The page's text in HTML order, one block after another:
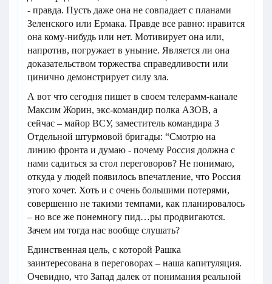
- правда. Пусть даже она не совпадает с планами
Зеленского или Ермака. Правде все равно: нравится
она кому-нибудь или нет. Мотивирует она или,
напротив, погружает в уныние. Является ли она
доказательством торжества справедливости или
цинично демонстрирует силу зла.
А вот что сегодня пишет в своем телерамм-канале
Максим Жорин, экс-командир полка АЗОВ, а
сейчас – майор ВСУ, заместитель командира 3
Отдельной штурмовой бригады: “Смотрю на
линию фронта и думаю - почему Россия должна с
нами садиться за стол переговоров? Не понимаю,
откуда у людей появилось впечатление, что Россия
этого хочет. Хоть и с очень большими потерями,
совершенно не такими темпами, как планировалось
– но все же понемногу пид…ры продвигаются.
Зачем им тогда нас вообще слушать?
Единственная цель, с которой Рашка
заинтересована в переговорах – наша капитуляция.
Очевидно, что Запад далек от понимания реальной